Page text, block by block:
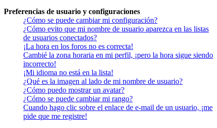
Preferencias de usuario y configuraciones
¿Cómo se puede cambiar mi configuración?
¿Cómo evito que mi nombre de usuario aparezca en las listas
de usuarios conectados?
¡La hora en los foros no es correcta!
Cambié la zona horaria en mi perfil, ¡pero la hora sigue siendo
incorrecto!
¡Mi idioma no está en la lista!
¿Qué es la imagen al lado de mi nombre de usuario?
¿Cómo puedo mostrar un avatar?
¿Cómo se puede cambiar mi rango?
Cuando hago clic sobre el enlace de e-mail de un usuario, ¡me
pide que me registre!